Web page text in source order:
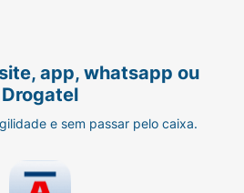
da exposição ao sol
sobre a pele seca
secar-se com toalha e
ao sol
app, whatsapp ou
Drogatel
e sem passar pelo caixa.